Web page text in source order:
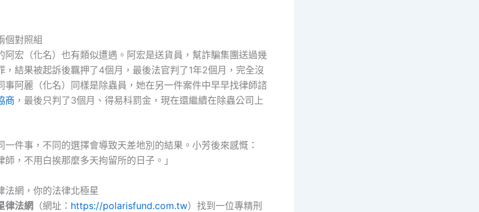
個對照組
阿宏（化名）也有類似遭遇。阿宏是送貨員，幫詐騙集團送過幾
，結果被起訴後羈押了4個月，最後法官判了1年2個月，完全沒
事阿麗（化名）同樣是除蟲員，她在另一件案件中早早找律師諮
商 ，最後只判了3個月、得易科罰金，現在還繼續在除蟲公司上
件事，不同的選擇會導致天差地別的結果。小芳後來感慨：
師，不用白挨那麼多天拘留所的日子。」
法網，你的法律北極星
律法網 （網址： https://polarisfund.com.tw）找到一位專精刑